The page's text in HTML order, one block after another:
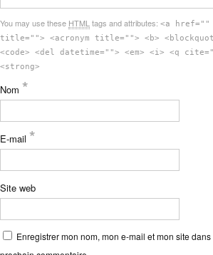
You may use these HTML tags and attributes: <a
title=""> <acronym title=""> <b>
<code> <del datetime=""> <em> <i> <q
<strong>
Nom *
E-mail *
Site web
Enregistrer mon nom, mon e-mail et mon site